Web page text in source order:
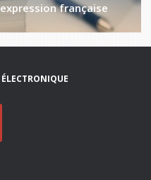
française